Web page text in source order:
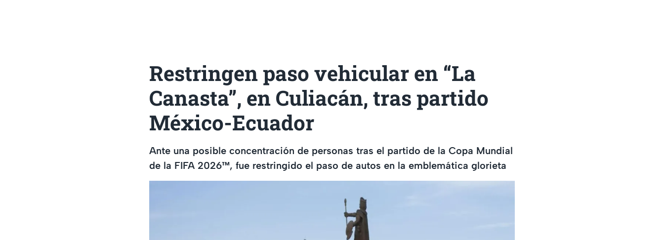
Restringen paso vehicular en “La
Canasta”, en Culiacán, tras partido
México-Ecuador
Ante una posible concentración de personas tras el partido de la Copa Mundial
de la FIFA 2026™, fue restringido el paso de autos en la emblemática glorieta